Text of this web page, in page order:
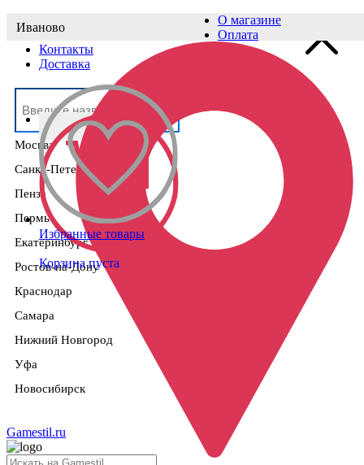
Выберите населённый пункт
Москва
Санкт-Петербург
Пенза
Пермь
Екатеринбург
Ростов-на-Дону
Краснодар
Самара
Нижний Новгород
Уфа
Новосибирск
Иваново
О магазине
Оплата
Контакты
Доставка
Избранные товары
Корзина пуста
Gamestil.ru